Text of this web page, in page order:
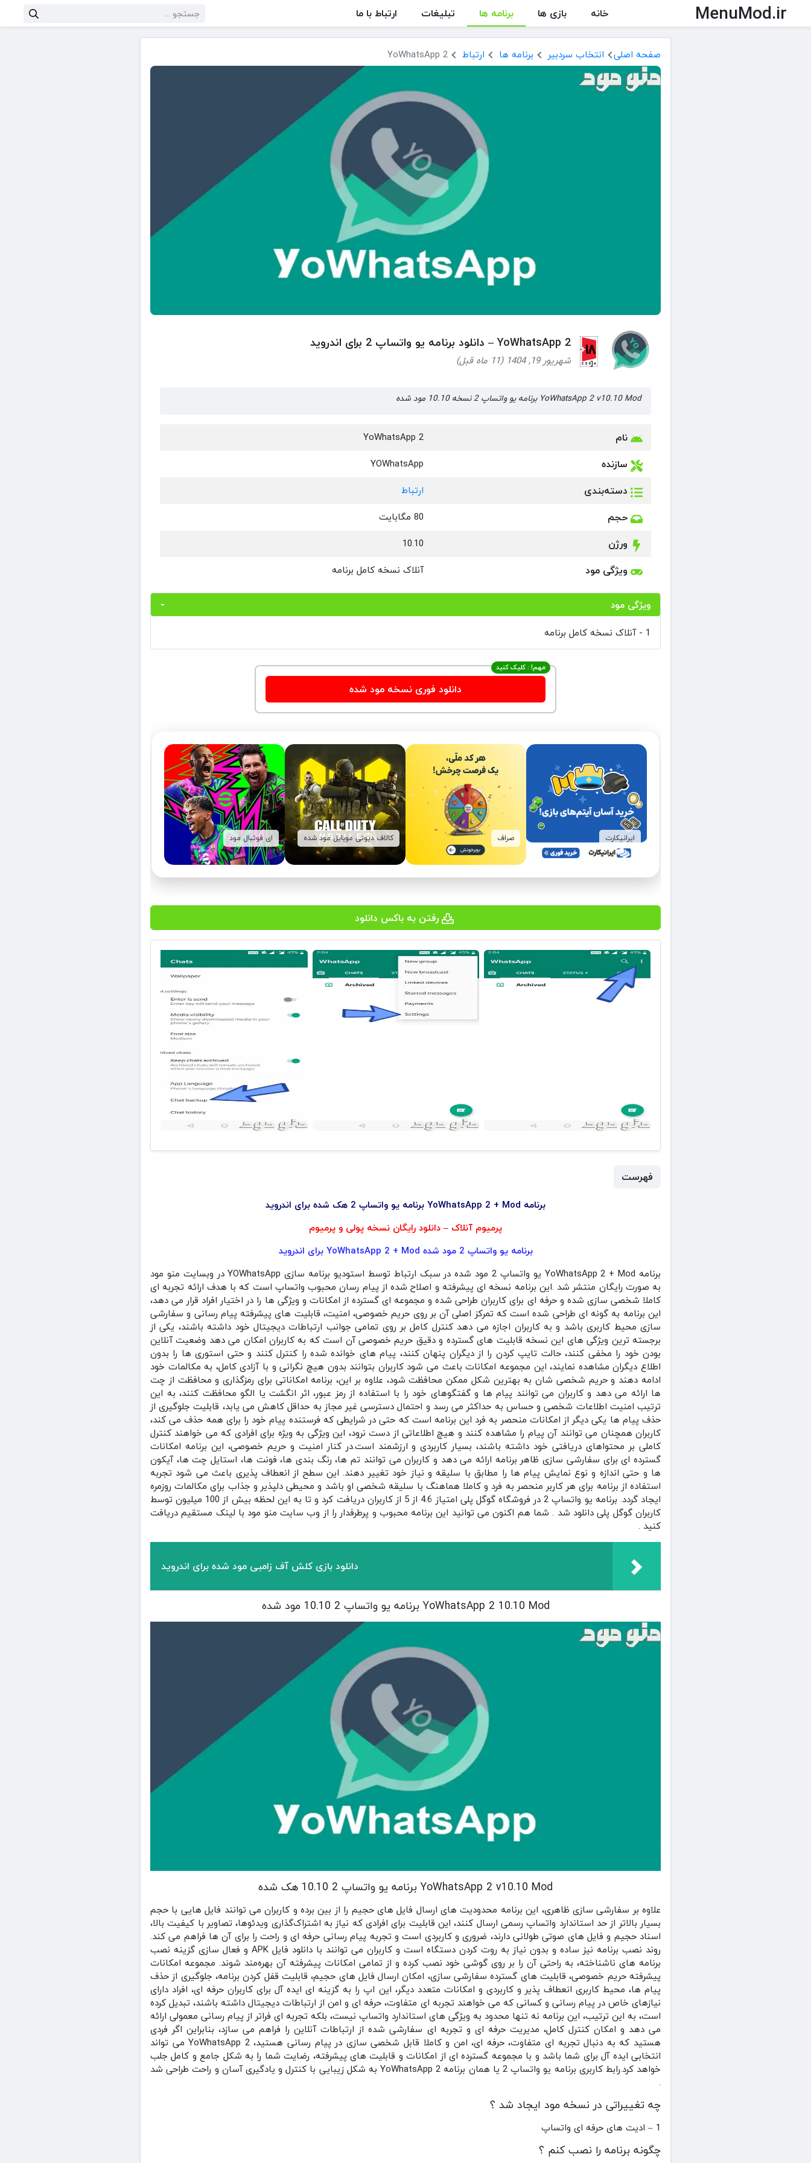
MenuMod.ir خانه بازی ها برنامه ها تبلیغات ارتباط با ما
صفحه اصلی انتخاب سردبیر برنامه ها ارتباط YoWhatsApp 2
YoWhatsApp 2 – دانلود برنامه یو واتساپ 2 برای اندروید
شهریور 19, 1404 (11 ماه قبل)
YoWhatsApp 2 v10.10 Mod برنامه یو واتساپ 2 نسخه 10.10 مود شده
نام YoWhatsApp 2
سازنده YOWhatsApp
دسته‌بندی ارتباط
حجم 80 مگابایت
ورژن 10.10
ویژگی مود آنلاک نسخه کامل برنامه
ویژگی مود
1 - آنلاک نسخه کامل برنامه
مهم! : کلیک کنید
دانلود فوری نسخه مود شده
ایرانیکارت صراف کالاف دیوتی موبایل مود شده ای فوتبال مود
رفتن به باکس دانلود
فهرست
برنامه YoWhatsApp 2 + Mod برنامه یو واتساپ 2 هک شده برای اندروید
پرمیوم آنلاک – دانلود رایگان نسخه پولی و پرمیوم
برنامه یو واتساپ 2 مود شده YoWhatsApp 2 + Mod برای اندروید
برنامه YoWhatsApp 2 + Mod یو واتساپ 2 مود شده در سبک ارتباط توسط استودیو برنامه سازی YOWhatsApp در وبسایت منو مود
به صورت رایگان منتشر شد .این برنامه نسخه‌ ای پیشرفته و اصلاح‌ شده از پیام‌ رسان محبوب واتساپ است که با هدف ارائه تجربه‌ ای
کاملا شخصی‌ سازی‌ شده و حرفه‌ ای برای کاربران طراحی شده و مجموعه‌ ای گسترده از امکانات و ویژگی‌ ها را در اختیار افراد قرار می‌ دهد،
این برنامه به گونه‌ ای طراحی شده است که تمرکز اصلی آن بر روی حریم خصوصی، امنیت، قابلیت‌ های پیشرفته پیام‌ رسانی و سفارشی‌
سازی محیط کاربری باشد و به کاربران اجازه می‌ دهد کنترل کامل بر روی تمامی جوانب ارتباطات دیجیتال خود داشته باشند، یکی از
برجسته‌ ترین ویژگی‌ های این نسخه قابلیت‌ های گسترده و دقیق حریم خصوصی آن است که به کاربران امکان می‌ دهد وضعیت آنلاین
بودن خود را مخفی کنند، حالت تایپ کردن را از دیگران پنهان کنند، پیام‌ های خوانده‌ شده را کنترل کنند و حتی استوری‌ ها را بدون
اطلاع دیگران مشاهده نمایند، این مجموعه امکانات باعث می‌ شود کاربران بتوانند بدون هیچ نگرانی و با آزادی کامل، به مکالمات خود
ادامه دهند و حریم شخصی‌ شان به بهترین شکل ممکن محافظت شود، علاوه بر این، برنامه امکاناتی برای رمزگذاری و محافظت از چت‌
ها ارائه می‌ دهد و کاربران می‌ توانند پیام‌ ها و گفتگوهای خود را با استفاده از رمز عبور، اثر انگشت یا الگو محافظت کنند، به این
ترتیب امنیت اطلاعات شخصی و حساس به حداکثر می‌ رسد و احتمال دسترسی غیر مجاز به حداقل کاهش می‌ یابد، قابلیت جلوگیری از
حذف پیام‌ ها یکی دیگر از امکانات منحصر به فرد این برنامه است که حتی در شرایطی که فرستنده پیام خود را برای همه حذف می‌ کند،
کاربران همچنان می‌ توانند آن پیام را مشاهده کنند و هیچ اطلاعاتی از دست نرود، این ویژگی به ویژه برای افرادی که می‌ خواهند کنترل
کاملی بر محتواهای دریافتی خود داشته باشند، بسیار کاربردی و ارزشمند است.در کنار امنیت و حریم خصوصی، این برنامه امکانات
گسترده‌ ای برای سفارشی‌ سازی ظاهر برنامه ارائه می‌ دهد و کاربران می‌ توانند تم‌ ها، رنگ‌ بندی‌ ها، فونت‌ ها، استایل چت‌ ها، آیکون‌
ها و حتی اندازه و نوع نمایش پیام‌ ها را مطابق با سلیقه و نیاز خود تغییر دهند. این سطح از انعطاف‌ پذیری باعث می‌ شود تجربه
استفاده از برنامه برای هر کاربر منحصر به‌ فرد و کاملا هماهنگ با سلیقه شخصی او باشد و محیطی دلپذیر و جذاب برای مکالمات روزمره
ایجاد گردد. برنامه یو واتساپ 2 در فروشگاه گوگل پلی امتیاز 4.6 از 5 از کاربران دریافت کرد و تا به این لحظه بیش از 100 میلیون توسط
کاربران گوگل پلی دانلود شد . شما هم اکنون می توانید این برنامه محبوب و پرطرفدار را از وب سایت منو مود با لینک مستقیم دریافت
کنید .
دانلود بازی کلش آف زامبی مود شده برای اندروید
YoWhatsApp 2 10.10 Mod برنامه یو واتساپ 2 10.10 مود شده
YoWhatsApp 2 v10.10 Mod برنامه یو واتساپ 2 10.10 هک شده
علاوه بر سفارشی‌ سازی ظاهری، این برنامه محدودیت‌ های ارسال فایل‌ های حجیم را از بین برده و کاربران می‌ توانند فایل‌ هایی با حجم
بسیار بالاتر از حد استاندارد واتساپ رسمی ارسال کنند، این قابلیت برای افرادی که نیاز به اشتراک‌گذاری ویدئوها، تصاویر با کیفیت بالا،
اسناد حجیم و فایل‌ های صوتی طولانی دارند، ضروری و کاربردی است و تجربه پیام‌ رسانی حرفه‌ ای و راحت را برای آن‌ ها فراهم می‌ کند.
روند نصب برنامه نیز ساده و بدون نیاز به روت کردن دستگاه است و کاربران می‌ توانند با دانلود فایل APK و فعال‌ سازی گزینه نصب
برنامه‌ های ناشناخته، به راحتی آن را بر روی گوشی خود نصب کرده و از تمامی امکانات پیشرفته آن بهره‌مند شوند. مجموعه امکانات
پیشرفته حریم خصوصی، قابلیت‌ های گسترده سفارشی‌ سازی، امکان ارسال فایل‌ های حجیم، قابلیت قفل کردن برنامه، جلوگیری از حذف
پیام‌ ها، محیط کاربری انعطاف‌ پذیر و کاربردی و امکانات متعدد دیگر، این اپ را به گزینه‌ ای ایده‌ آل برای کاربران حرفه‌ ای، افراد دارای
نیازهای خاص در پیام‌ رسانی و کسانی که می‌ خواهند تجربه‌ ای متفاوت، حرفه‌ ای و امن از ارتباطات دیجیتال داشته باشند، تبدیل کرده
است، به این ترتیب، این برنامه نه تنها محدود به ویژگی‌ های استاندارد واتساپ نیست، بلکه تجربه‌ ای فراتر از پیام‌ رسانی معمولی ارائه
می‌ دهد و امکان کنترل کامل، مدیریت حرفه‌ ای و تجربه‌ ای سفارشی‌ شده از ارتباطات آنلاین را فراهم می‌ سازد، بنابراین اگر فردی
هستید که به دنبال تجربه‌ ای متفاوت، حرفه‌ ای، امن و کاملا قابل شخصی‌ سازی در پیام‌ رسانی هستید، YoWhatsApp 2 می‌ تواند
انتخابی ایده‌ آل برای شما باشد و با مجموعه گسترده‌ ای از امکانات و قابلیت‌ های پیشرفته، رضایت شما را به شکل جامع و کامل جلب
خواهد کرد.رابط کاربری برنامه یو واتساپ 2 یا همان برنامه YoWhatsApp 2 به شکل زیبایی با کنترل و یادگیری آسان و راحت طراحی شد
.
چه تغییراتی در نسخه مود ایجاد شد ؟
1 – ادیت های حرفه ای واتساپ
چگونه برنامه را نصب کنم ؟